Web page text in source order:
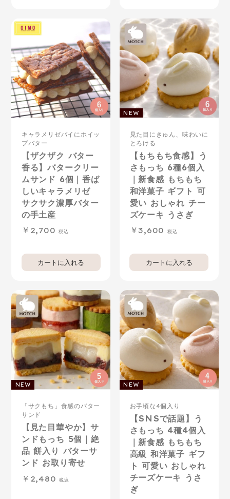
キャラメリゼパイにホイッ
プバター
【ザクザク バター
香る】バタークリー
ムサンド 6個｜香ば
しいキャラメリゼ
サクサク濃厚バター
の手土産
2,700
見た目にきゅん、味わいに
とろける
【もちもち食感】う
さもっち 6種6個入
｜新食感 もちもち
和洋菓子 ギフト 可
愛い おしゃれ チー
ズケーキ うさぎ
3,600
「サクもち」食感のバター
サンド
【見た目華やか】サ
ンドもっち 5個｜絶
品 餅入り バターサ
ンド お取り寄せ
2,480
お手頃な4個入り
【SNSで話題】う
さもっち 4種4個入
｜新食感 もちもち
高級 和洋菓子 ギフ
ト 可愛い おしゃれ
チーズケーキ うさ
ぎ
OIMO
MOTCH